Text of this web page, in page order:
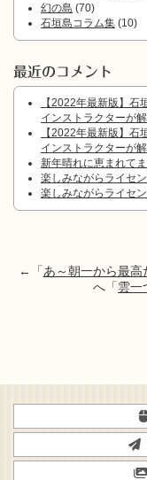
幻の島 (70)
石垣島コラム集 (10)
最近のコメント
【2022年最新版】
インストラクターが解
【2022年最新版】
インストラクターが解
新年晴れに恵まれてま
楽しみながらライセン
楽しみながらライセン
←「あ～朝一から最
へ「雲一